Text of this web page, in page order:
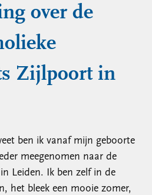
over de
Zijlpoort in
ben ik vanaf mijn geboorte
meegenomen naar de
Leiden. Ik ben zelf in de
het bleek een mooie zomer,